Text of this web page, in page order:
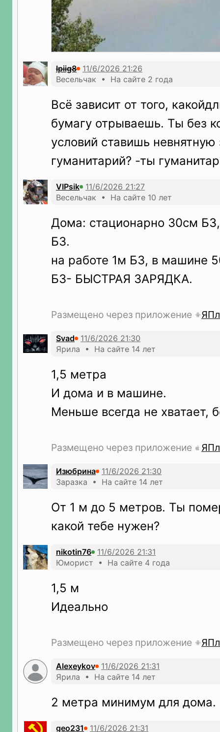
lpiig8
Весельчак • На сайте 2 года
Всё зависит от того,
бумагу отрываешь. Ты без
условий ставишь
гуманитарий? -ты
VIPsik
Весельчак • На сайте 10 лет
Дома: стационарно 30см
БЗ.
на работе 1м БЗ, в машине
БЗ- БЫСТРАЯ ЗАРЯДКА.
Размещено через приложение
Svad
Ярила • На сайте 14 лет
1,5 метра
И дома и в машине.
Меньше всегда не хватает,
Размещено через приложение
Изюбрина
Заразка • На сайте 14 лет
От 1 м до 5 метров. Ты
какой тебе нужен?
nikotin76
Юморист • На сайте 4 года
1,5 м
Идеально
Размещено через приложение
Alexeykov
Ярила • На сайте 14 лет
2 метра минимум для дома.
geo231